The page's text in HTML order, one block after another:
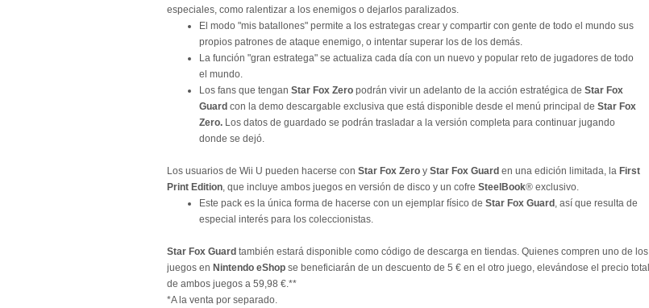
especiales, como ralentizar a los enemigos o dejarlos paralizados.
El modo "mis batallones" permite a los estrategas crear y compartir con gente de todo el mundo sus
propios patrones de ataque enemigo, o intentar superar los de los demás.
La función "gran estratega" se actualiza cada día con un nuevo y popular reto de jugadores de todo
el mundo.
Los fans que tengan Star Fox Zero podrán vivir un adelanto de la acción estratégica de Star Fox
Guard con la demo descargable exclusiva que está disponible desde el menú principal de Star Fox
Zero. Los datos de guardado se podrán trasladar a la versión completa para continuar jugando
donde se dejó.
Los usuarios de Wii U pueden hacerse con Star Fox Zero y Star Fox Guard en una edición limitada, la First
Print Edition, que incluye ambos juegos en versión de disco y un cofre SteelBook® exclusivo.
Este pack es la única forma de hacerse con un ejemplar físico de Star Fox Guard , así que resulta de
especial interés para los coleccionistas.
Star Fox Guard también estará disponible como código de descarga en tiendas. Quienes compren uno de los
juegos en Nintendo eShop se beneficiarán de un descuento de 5 € en el otro juego, elevándose el precio total
de ambos juegos a 59,98 €.**
*A la venta por separado.